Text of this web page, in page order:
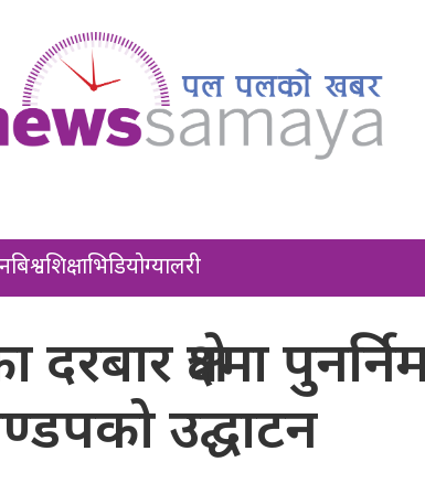
बिश्वशिक्षाभिडियोग्यालरी
दरबार क्षेत्रमा
उद्घाटन